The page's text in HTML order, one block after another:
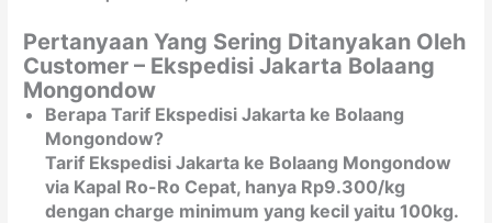
Pertanyaan Yang Sering Ditanyakan Oleh
Customer – Ekspedisi Jakarta Bolaang
Mongondow
Berapa Tarif Ekspedisi Jakarta ke Bolaang
Mongondow?
Tarif Ekspedisi Jakarta ke Bolaang Mongondow
via Kapal Ro-Ro Cepat, hanya Rp9.300/kg
dengan charge minimum yang kecil yaitu 100kg.